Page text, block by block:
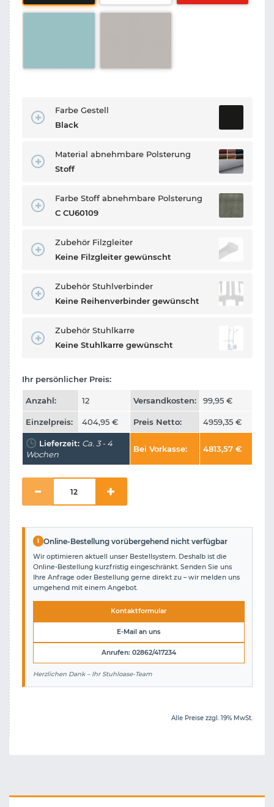
Farbe Gestell
Black
Material abnehmbare Polsterung
Stoff
Farbe Stoff abnehmbare Polsterung
C CU60109
Zubehör Filzgleiter
Keine Filzgleiter gewünscht
Zubehör Stuhlverbinder
Keine Reihenverbinder gewünscht
Zubehör Stuhlkarre
Keine Stuhlkarre gewünscht
Ihr persönlicher Preis:
Anzahl: 12 Versandkosten: 99,95 €
Einzelpreis: 404,95 € Preis Netto: 4959,35 €
Lieferzeit: Ca. 3 - 4
Wochen
Bei Vorkasse: 4813,57 €
i Online-Bestellung vorübergehend nicht verfügbar
Wir optimieren aktuell unser Bestellsystem. Deshalb ist die
Online-Bestellung kurzfristig eingeschränkt. Senden Sie uns
Ihre Anfrage oder Bestellung gerne direkt zu – wir melden uns
umgehend mit einem Angebot.
Kontaktformular
E-Mail an uns
Anrufen: 02862/417234
Herzlichen Dank – Ihr Stuhloase-Team
Alle Preise zzgl. 19% MwSt.